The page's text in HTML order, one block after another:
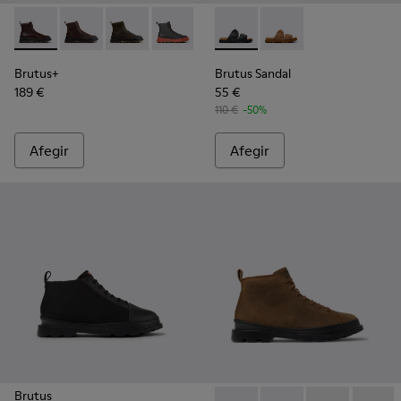
Brutus+ - K300533-002 - Bota de mitja canya de pell de
Brutus+ - K300533-014 - Botins de nubuc marrons
Brutus+ - K300533-011 - Botins de nubuc
Brutus+ - K300533-006 - Bota de
Brutus+ - K300533-005
Brutus+ - K300533-001
Brutus+
189 €
Afegir
Brutus Sandal - K101046-
Brutus Sandal -
Brutus Sandal
55 €
110 € -50%
Afegir
Brutus